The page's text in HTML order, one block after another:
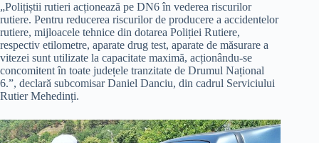
„Polițiștii rutieri acționează pe DN6 în vederea riscurilor
rutiere. Pentru reducerea riscurilor de producere a accidentelor
rutiere, mijloacele tehnice din dotarea Poliției Rutiere,
respectiv etilometre, aparate drug test, aparate de măsurare a
vitezei sunt utilizate la capacitate maximă, acționându-se
concomitent în toate județele tranzitate de Drumul Național
6.”, declară subcomisar Daniel Danciu, din cadrul Serviciului
Rutier Mehedinți.